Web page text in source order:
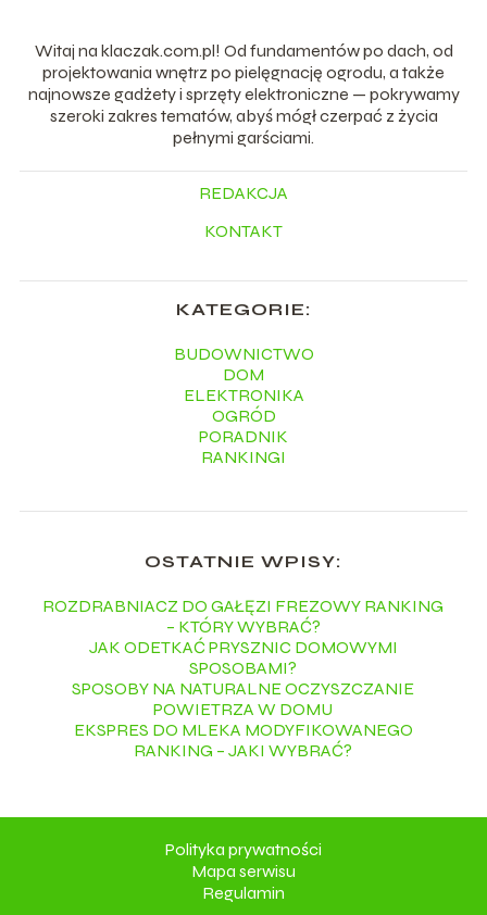
Witaj na klaczak.com.pl! Od fundamentów po dach, od
projektowania wnętrz po pielęgnację ogrodu, a także
najnowsze gadżety i sprzęty elektroniczne — pokrywamy
szeroki zakres tematów, abyś mógł czerpać z życia
pełnymi garściami.
REDAKCJA
KONTAKT
KATEGORIE:
BUDOWNICTWO
DOM
ELEKTRONIKA
OGRÓD
PORADNIK
RANKINGI
OSTATNIE WPISY:
ROZDRABNIACZ DO GAŁĘZI FREZOWY RANKING
– KTÓRY WYBRAĆ?
JAK ODETKAĆ PRYSZNIC DOMOWYMI
SPOSOBAMI?
SPOSOBY NA NATURALNE OCZYSZCZANIE
POWIETRZA W DOMU
EKSPRES DO MLEKA MODYFIKOWANEGO
RANKING – JAKI WYBRAĆ?
Polityka prywatności
Mapa serwisu
Regulamin